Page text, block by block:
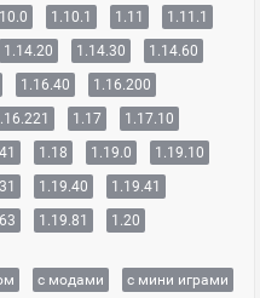
1.10.1 1.11
1.11.1
1.14.20 1.14.30
1.14.60
1.16.40
1.16.200
1.17
1.17.10
1.18 1.19.0
1.19.10
1.19.40
1.19.41
1.19.81 1.20
с модами
с мини играми